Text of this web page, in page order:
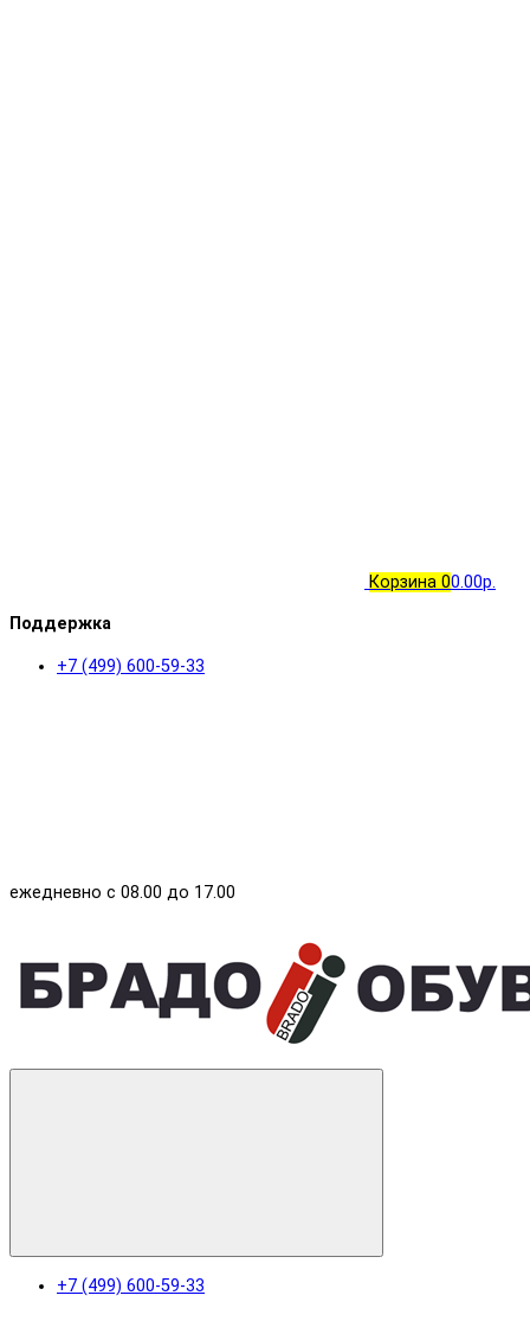
Корзина 00.00р.
Поддержка
+7 (499) 600-59-33
ежедневно с 08.00 до 17.00
+7 (499) 600-59-33